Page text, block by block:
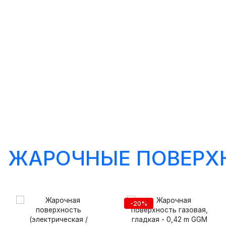
ЖАРОЧНЫЕ
-20%